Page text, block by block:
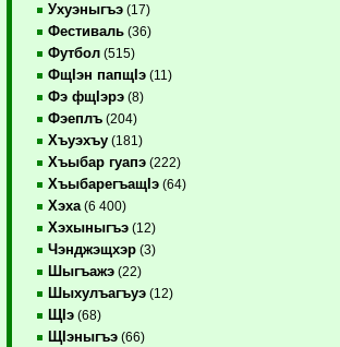
Ухуэныгъэ (17)
Фестиваль (36)
Футбол (515)
ФщIэн папщIэ (11)
Фэ фщIэрэ (8)
Фэеплъ (204)
Хъуэхъу (181)
Хъыбар гуапэ (222)
ХъыбарегъащIэ (64)
Хэха (6 400)
Хэхыныгъэ (12)
Чэнджэщхэр (3)
Шыгъажэ (22)
Шыхулъагъуэ (12)
ЩIэ (68)
ЩIэныгъэ (66)